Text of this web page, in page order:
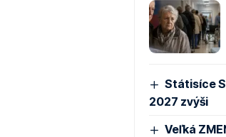
Státisíce
2027 zvýši
Veľká